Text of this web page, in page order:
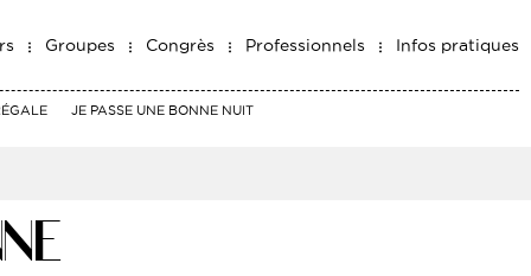
Groupes Congrès Professionnels Infos pratiques
JE PASSE UNE BONNE NUIT